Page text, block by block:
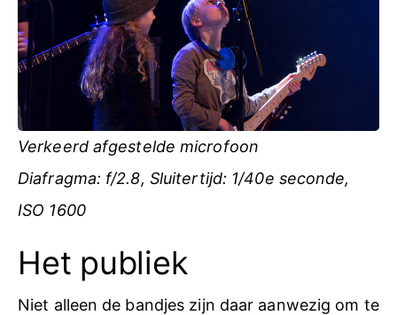
Verkeerd afgestelde microfoon
Diafragma: f/2.8, Sluitertijd: 1/40e seconde,
ISO 1600
Het publiek
Niet alleen de bandjes zijn daar aanwezig om te